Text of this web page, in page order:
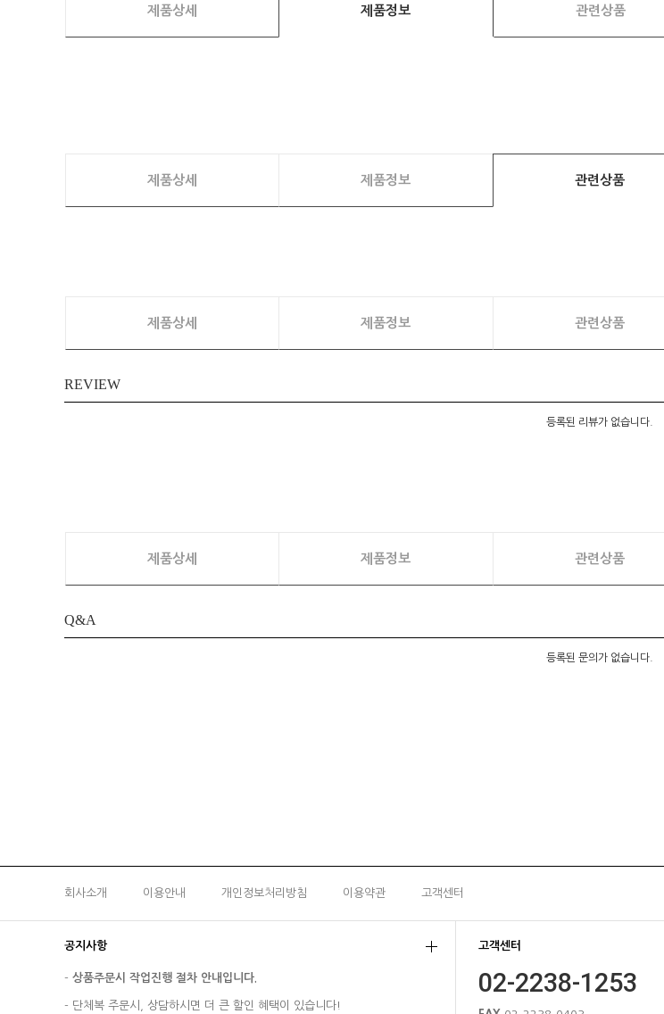
제품상세 제품정보 관련상품
제품상세 제품정보 관련상품
제품상세 제품정보 관련상품
REVIEW
등록된 리뷰가 없습니다.
제품상세 제품정보 관련상품
Q&A
등록된 문의가 없습니다.
회사소개 이용안내 개인정보처리방침 이용약관 고객센터
공지사항
- 상품주문시 작업진행 절차 안내입니다.
- 단체복 주문시, 상담하시면 더 큰 할인 혜택이 있습니다!
고객센터
02-2238-1253